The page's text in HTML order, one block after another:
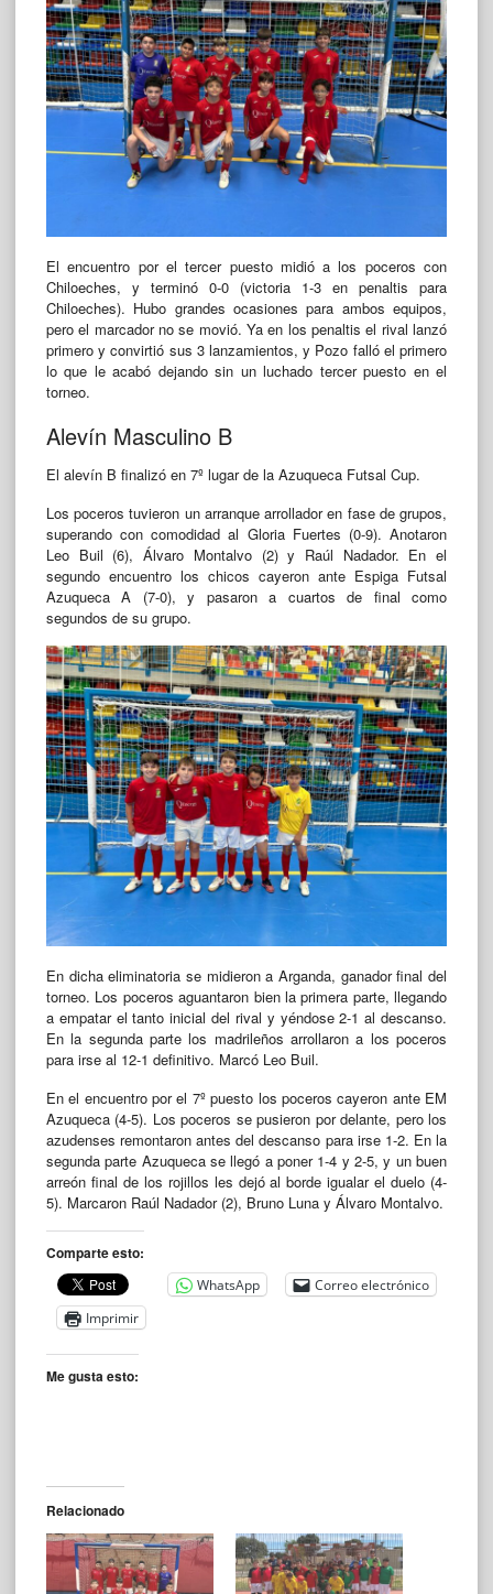
El encuentro por el tercer puesto midió a los poceros con
Chiloeches, y terminó 0-0 (victoria 1-3 en penaltis para
Chiloeches). Hubo grandes ocasiones para ambos equipos,
pero el marcador no se movió. Ya en los penaltis el rival lanzó
primero y convirtió sus 3 lanzamientos, y Pozo falló el primero
lo que le acabó dejando sin un luchado tercer puesto en el
torneo.
Alevín Masculino B
El alevín B finalizó en 7º lugar de la Azuqueca Futsal Cup.
Los poceros tuvieron un arranque arrollador en fase de grupos,
superando con comodidad al Gloria Fuertes (0-9). Anotaron
Leo Buil (6), Álvaro Montalvo (2) y Raúl Nadador. En el
segundo encuentro los chicos cayeron ante Espiga Futsal
Azuqueca A (7-0), y pasaron a cuartos de final como
segundos de su grupo.
En dicha eliminatoria se midieron a Arganda, ganador final del
torneo. Los poceros aguantaron bien la primera parte, llegando
a empatar el tanto inicial del rival y yéndose 2-1 al descanso.
En la segunda parte los madrileños arrollaron a los poceros
para irse al 12-1 definitivo. Marcó Leo Buil.
En el encuentro por el 7º puesto los poceros cayeron ante EM
Azuqueca (4-5). Los poceros se pusieron por delante, pero los
azudenses remontaron antes del descanso para irse 1-2. En la
segunda parte Azuqueca se llegó a poner 1-4 y 2-5, y un buen
arreón final de los rojillos les dejó al borde igualar el duelo (4-
5). Marcaron Raúl Nadador (2), Bruno Luna y Álvaro Montalvo.
Comparte esto:
WhatsApp
Correo electrónico
Imprimir
Me gusta esto:
Relacionado